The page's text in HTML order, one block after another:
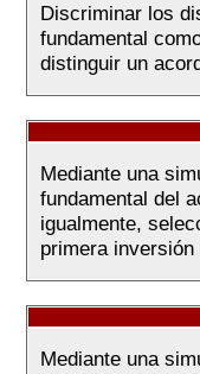
Discriminar los
fundamental
distinguir un
Mediante una
fundamental del
igualmente,
primera
Mediante una